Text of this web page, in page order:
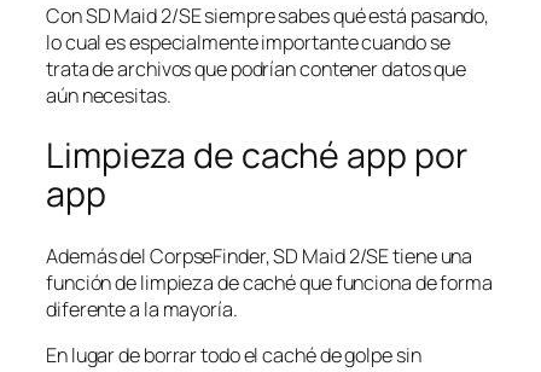
Con SD Maid 2/SE siempre sabes qué está pasando,
lo cual es especialmente importante cuando se
trata de archivos que podrían contener datos que
aún necesitas.
Limpieza de caché app por
app
Además del CorpseFinder, SD Maid 2/SE tiene una
función de limpieza de caché que funciona de forma
diferente a la mayoría.
En lugar de borrar todo el caché de golpe sin